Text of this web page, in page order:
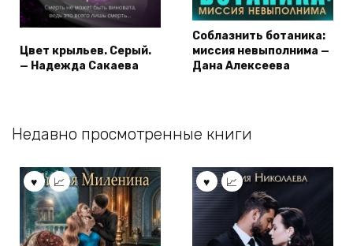
Цвет крыльев. Серый.
— Надежда Сакаева
Соблазнить ботаника:
миссия невыполнима —
Дана Алексеева
Недавно просмотренные книги